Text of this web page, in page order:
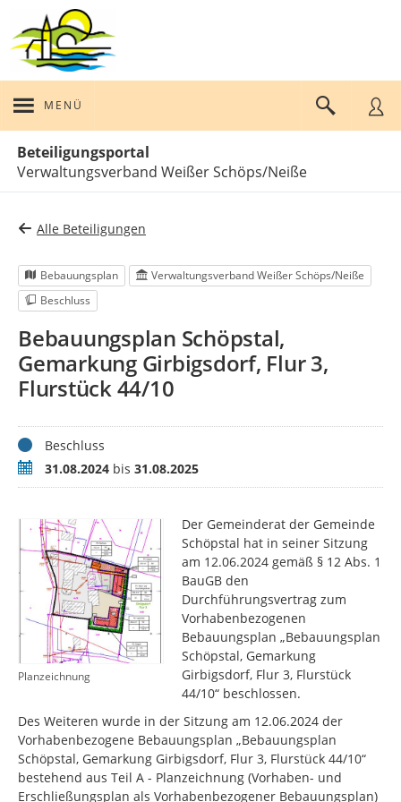
MENÜ
Beteiligungsportal
Verwaltungsverband Weißer Schöps/Neiße
Alle Beteiligungen
Bebauungsplan
Verwaltungsverband Weißer Schöps/Neiße
Beschluss
Bebauungsplan Schöpstal,
Gemarkung Girbigsdorf, Flur 3,
Flurstück 44/10
StatusBeschluss
Zeitraum31.08.2024 bis 31.08.2025
Planzeichnung
Der Gemeinderat der Gemeinde
Schöpstal hat in seiner Sitzung
am 12.06.2024 gemäß § 12 Abs. 1
BauGB den
Durchführungsvertrag zum
Vorhabenbezogenen
Bebauungsplan „Bebauungsplan
Schöpstal, Gemarkung
Girbigsdorf, Flur 3, Flurstück
44/10“ beschlossen.
Des Weiteren wurde in der Sitzung am 12.06.2024 der
Vorhabenbezogene Bebauungsplan „Bebauungsplan
Schöpstal, Gemarkung Girbigsdorf, Flur 3, Flurstück 44/10“
bestehend aus Teil A - Planzeichnung (Vorhaben- und
Erschließungsplan als Vorhabenbezogener Bebauungsplan)